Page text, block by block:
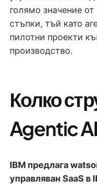
голямо значение
стъпки, тъй като
пилотни проекти
производство.
Колко
Agentic
IBM предлага
управляван SaaS в